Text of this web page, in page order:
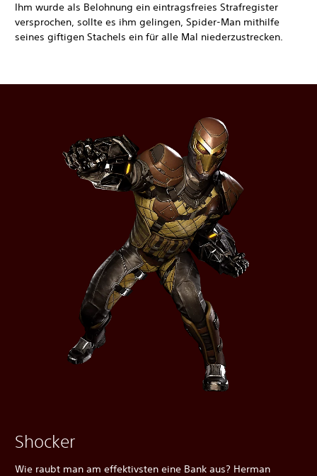
Ihm wurde als Belohnung ein eintragsfreies Strafregister
versprochen, sollte es ihm gelingen, Spider-Man mithilfe
seines giftigen Stachels ein für alle Mal niederzustrecken.
Shocker
Wie raubt man am effektivsten eine Bank aus? Herman